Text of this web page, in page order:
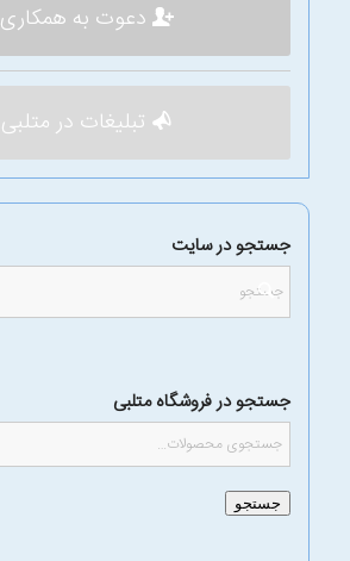
دعوت به همکاری
تبلیغات در متلبی
جستجو در سایت
جستجو در فروشگاه متلبی
جستجو